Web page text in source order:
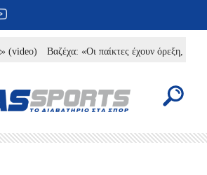
Βαζέχα: «Οι παίκτες έχουν όρεξη,